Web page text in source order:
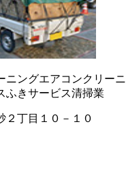
ニングエアコンクリー
ふきサービス清掃業
２丁目１０－１０